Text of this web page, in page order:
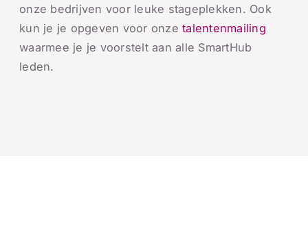
onze bedrijven voor leuke stageplekken. Ook
kun je je opgeven voor onzetalentenmailing
waarmee je je voorstelt aan alle SmartHub
leden.